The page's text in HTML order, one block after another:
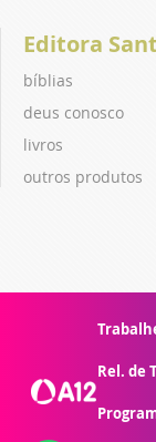
Editora
bíblias
deus conosco
livros
outros produtos
Rel. de